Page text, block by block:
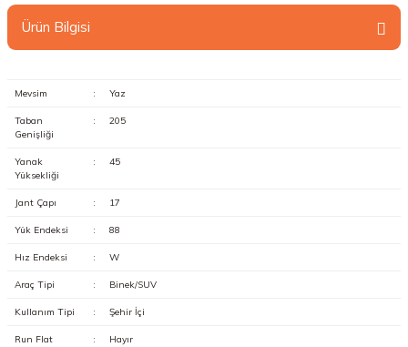
Ürün Bilgisi
Mevsim : Yaz
Taban
Genişliği
: 205
Yanak
Yüksekliği
: 45
Jant Çapı : 17
Yük Endeksi : 88
Hız Endeksi : W
Araç Tipi : Binek/SUV
Kullanım Tipi : Şehir İçi
Run Flat : Hayır